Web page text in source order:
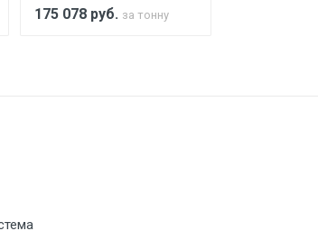
175 078 руб. за тонну